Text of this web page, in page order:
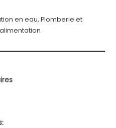
en eau, Plomberie et